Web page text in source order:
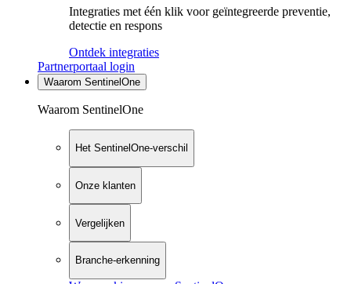
Integraties met één klik voor geïntegreerde preventie,
detectie en respons
Ontdek integraties
Partnerportaal login
Waarom SentinelOne
Waarom SentinelOne
Het SentinelOne-verschil
Onze klanten
Vergelijken
Branche-erkenning